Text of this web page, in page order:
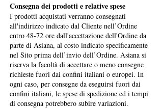
Consegna dei prodotti e relative spese
I prodotti acquistati verranno consegnati
all'indirizzo indicato dal Cliente nell’Ordine
entro 48-72 ore dall'accettazione dell'Ordine da
parte di Asiana, al costo indicato specificamente
nel Sito prima dell’invio dell’Ordine. Asiana si
riserva la facoltà di accettare o meno consegne
richieste fuori dai confini italiani o europei. In
ogni caso, per consegne da eseguirsi fuori dai
confini italiani, le spese di spedizione ed i tempi
di consegna potrebbero subire variazioni.